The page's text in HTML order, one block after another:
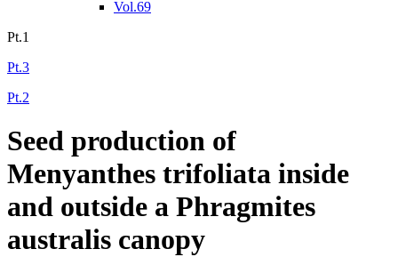
Vol.69
Pt.1
Pt.3
Pt.2
Seed production of
Menyanthes trifoliata inside
and outside a Phragmites
australis canopy